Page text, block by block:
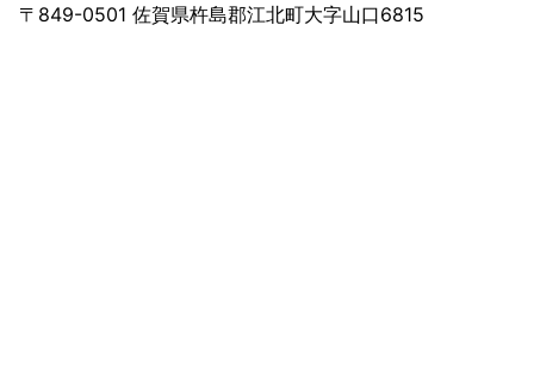
〒849-0501 佐賀県杵島郡江北町大字山口6815